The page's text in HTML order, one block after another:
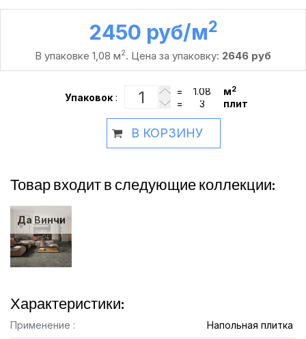
2450 руб /м2
В упаковке 1,08 м2. Цена за упаковку: 2646 руб
Упаковок :
= м2
= плит
В КОРЗИНУ
Товар входит в следующие коллекции:
Да Винчи
Характеристики:
Применение : Напольная плитка